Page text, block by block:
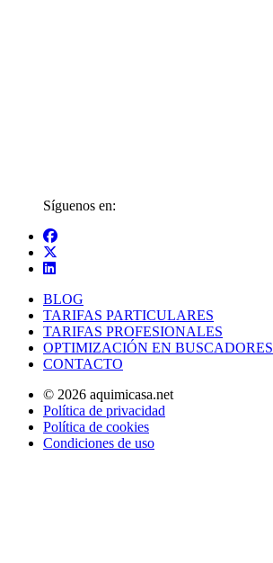
Síguenos en:
BLOG
TARIFAS PARTICULARES
TARIFAS PROFESIONALES
OPTIMIZACIÓN EN BUSCADORES
CONTACTO
© 2026 aquimicasa.net
Política de privacidad
Política de cookies
Condiciones de uso